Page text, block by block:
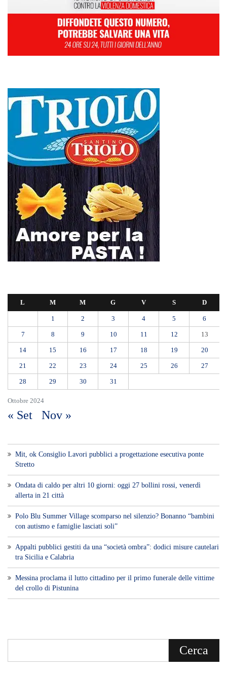
Ottobre 2024
L M M G V S D
1 2 3 4 5 6
7 8 9 10 11 12 13
14 15 16 17 18 19 20
21 22 23 24 25 26 27
28 29 30 31
« Set Nov »
Mit, ok Consiglio Lavori pubblici a progettazione esecutiva ponte
Stretto
Ondata di caldo per altri 10 giorni: oggi 27 bollini rossi, venerdì
allerta in 21 città
Polo Blu Summer Village scomparso nel silenzio? Bonanno “bambini
con autismo e famiglie lasciati soli”
Appalti pubblici gestiti da una “società ombra”: dodici misure cautelari
tra Sicilia e Calabria
Messina proclama il lutto cittadino per il primo funerale delle vittime
del crollo di Pistunina